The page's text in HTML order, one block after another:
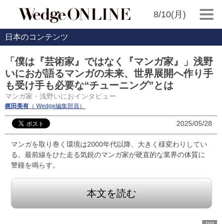
8/10(月)
日本のコンテンツ
「僕は『芸術家』ではなく『マンガ家』」浅野
いにおが語るマンガの未来、世界展開へ作り手
も受け手も必要な“チューニング”とは
マンガ家・浅野いにおインタビュー
梶田美有 （ Wedge編集部員）
2025/05/28
マンガを取り巻く環境は2000年代以降、大きく様変わりしてい
る。最前線をひた走る気鋭のマンガ家が硬直的な業界の体質に
警鐘を鳴らす。
本文を読む